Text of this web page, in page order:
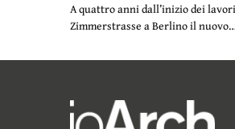
A quattro anni dall’inizio dei
Zimmerstrasse a Berlino il